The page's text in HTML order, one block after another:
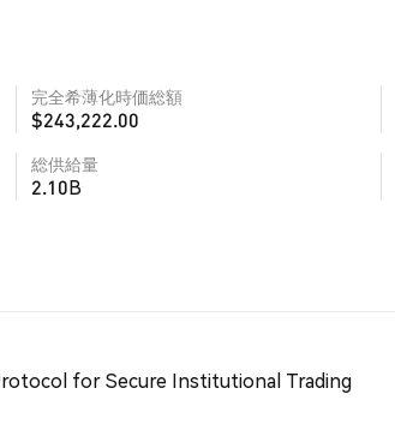
完全希薄化時価総額
$243,222.00
総供給量
2.10B
for Secure Institutional Trading